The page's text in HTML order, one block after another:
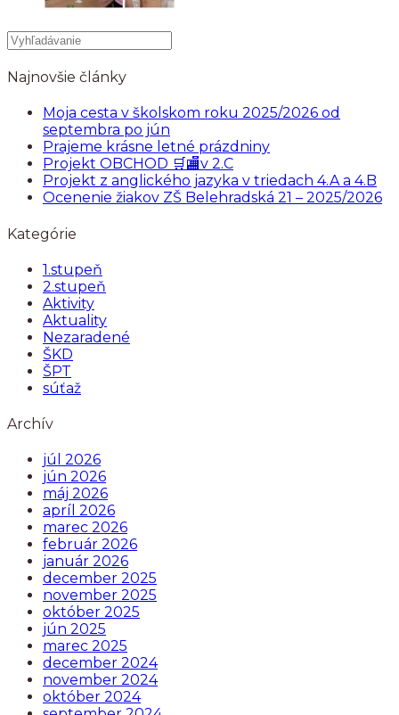
Najnovšie články
Moja cesta v školskom roku 2025/2026 od
septembra po jún
Prajeme krásne letné prázdniny
Projekt OBCHOD 🛒🏬v 2.C
Projekt z anglického jazyka v triedach 4.A a 4.B
Ocenenie žiakov ZŠ Belehradská 21 – 2025/2026
Kategórie
1.stupeň
2.stupeň
Aktivity
Aktuality
Nezaradené
ŠKD
ŠPT
súťaž
Archív
júl 2026
jún 2026
máj 2026
apríl 2026
marec 2026
február 2026
január 2026
december 2025
november 2025
október 2025
jún 2025
marec 2025
december 2024
november 2024
október 2024